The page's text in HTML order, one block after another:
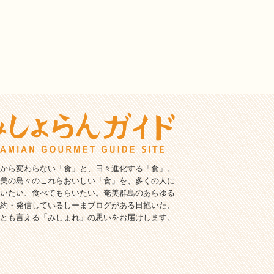
ら変わらない「食」と、日々進化する「食」。
の島々のこれらおいしい「食」を、多くの人に
たい、食べてもらいたい。奄美群島のあらゆる
・発信しているしーまブログがある日抱いた、
も言える「みしょれ」の思いをお届けします。